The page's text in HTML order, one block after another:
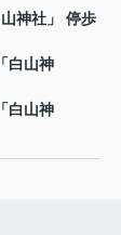
神社」 停歩
白山神
白山神